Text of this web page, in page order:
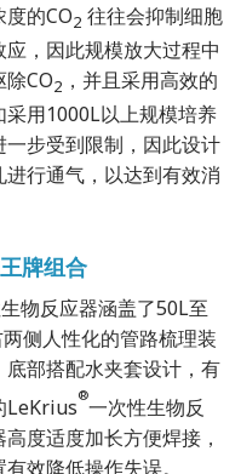
度的CO2 往往会抑制细胞
，因此规模放大过程中
CO2 ，并且采用高效的
用1000L以上规模培养
步受到限制，因此设计
行通气，以达到有效消
牌组合
物反应器涵盖了50L至
侧人性化的管路梳理装
部搭配水夹套设计，有
LeKrius®一次性生物反
度适度加长方便焊接，
效降低操作失误。